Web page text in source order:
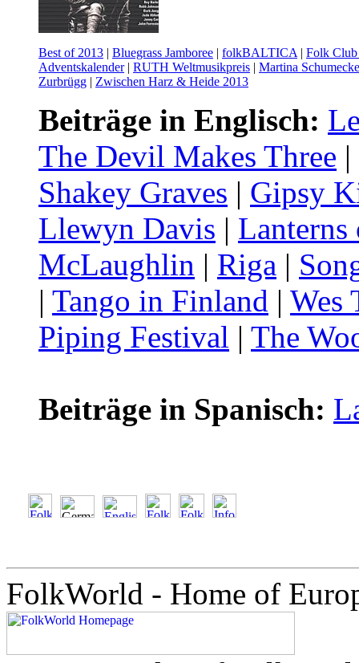
Best of 2013 | Bluegrass Jamboree | folkBALTICA | Folk
Adventskalender| RUTH Weltmusikpreis | Martina
Zurbrügg | Zwischen Harz & Heide 2013
Beiträge in Englisch:
The Devil Makes Three |
Shakey Graves | Gipsy
Llewyn Davis | Lanterns
McLaughlin | Riga |
| Tango in Finland | Wes
Piping Festival | The
Beiträge in Spanisch:
FolkWorld - Home of